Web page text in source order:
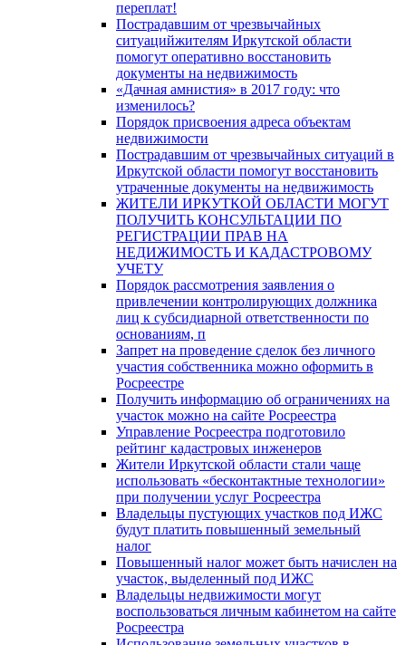
переплат!
Пострадавшим от чрезвычайных
ситуацийжителям Иркутской области
помогут оперативно восстановить
документы на недвижимость
«Дачная амнистия» в 2017 году: что
изменилось?
Порядок присвоения адреса объектам
недвижимости
Пострадавшим от чрезвычайных ситуаций в
Иркутской области помогут восстановить
утраченные документы на недвижимость
ЖИТЕЛИ ИРКУТКОЙ ОБЛАСТИ МОГУТ
ПОЛУЧИТЬ КОНСУЛЬТАЦИИ ПО
РЕГИСТРАЦИИ ПРАВ НА
НЕДИЖИМОСТЬ И КАДАСТРОВОМУ
УЧЕТУ
Порядок рассмотрения заявления о
привлечении контролирующих должника
лиц к субсидиарной ответственности по
основаниям, п
Запрет на проведение сделок без личного
участия собственника можно оформить в
Росреестре
Получить информацию об ограничениях на
участок можно на сайте Росреестра
Управление Росреестра подготовило
рейтинг кадастровых инженеров
Жители Иркутской области стали чаще
использовать «бесконтактные технологии»
при получении услуг Росреестра
Владельцы пустующих участков под ИЖС
будут платить повышенный земельный
налог
Повышенный налог может быть начислен на
участок, выделенный под ИЖС
Владельцы недвижимости могут
воспользоваться личным кабинетом на сайте
Росреестра